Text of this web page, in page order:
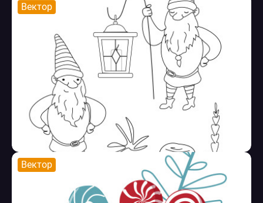
Вектор
Вектор